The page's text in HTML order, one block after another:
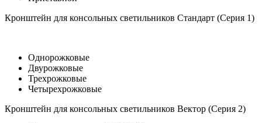
Кронштейн для консольных светильников Стандарт (Серия 1)
Однорожковые
Двурожковые
Трехрожковые
Четырехрожковые
Кронштейн для консольных светильников Вектор (Серия 2)